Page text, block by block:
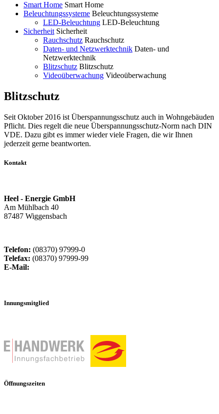
Smart Home Smart Home
Beleuchtungssysteme Beleuchtungssysteme
LED-Beleuchtung LED-Beleuchtung
Sicherheit Sicherheit
Rauchschutz Rauchschutz
Daten- und Netzwerktechnik Daten- und
Netzwerktechnik
Blitzschutz Blitzschutz
Videoüberwachung Videoüberwachung
Blitzschutz
Seit Oktober 2016 ist Überspannungsschutz auch in Wohngebäuden
Pflicht. Dies regelt die neue Überspannungsschutz-Norm nach DIN
VDE. Dazu gibt es immer wieder viele Fragen, die wir Ihnen
jederzeit gerne beantworten.
Kontakt
Heel - Energie GmbH
Am Mühlbach 40
87487 Wiggensbach
Telefon: (08370) 97999-0
Telefax: (08370) 97999-99
E-Mail:
Innungsmitglied
Öffnungszeiten